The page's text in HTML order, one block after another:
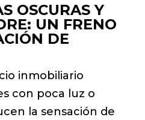
OSCURAS Y
UN FRENO
DE
inmobiliario
con poca luz o
la sensación de